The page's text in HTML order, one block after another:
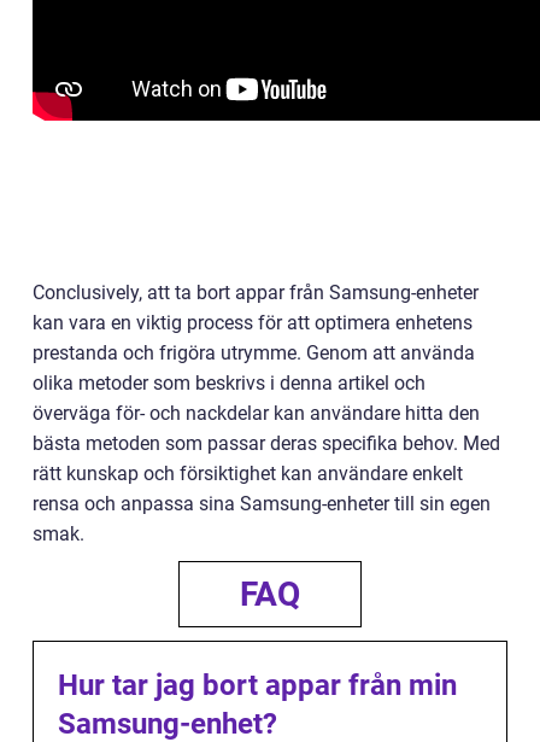
Conclusively, att ta bort appar från Samsung-enheter
kan vara en viktig process för att optimera enhetens
prestanda och frigöra utrymme. Genom att använda
olika metoder som beskrivs i denna artikel och
överväga för- och nackdelar kan användare hitta den
bästa metoden som passar deras specifika behov. Med
rätt kunskap och försiktighet kan användare enkelt
rensa och anpassa sina Samsung-enheter till sin egen
smak.
FAQ
Hur tar jag bort appar från min
Samsung-enhet?